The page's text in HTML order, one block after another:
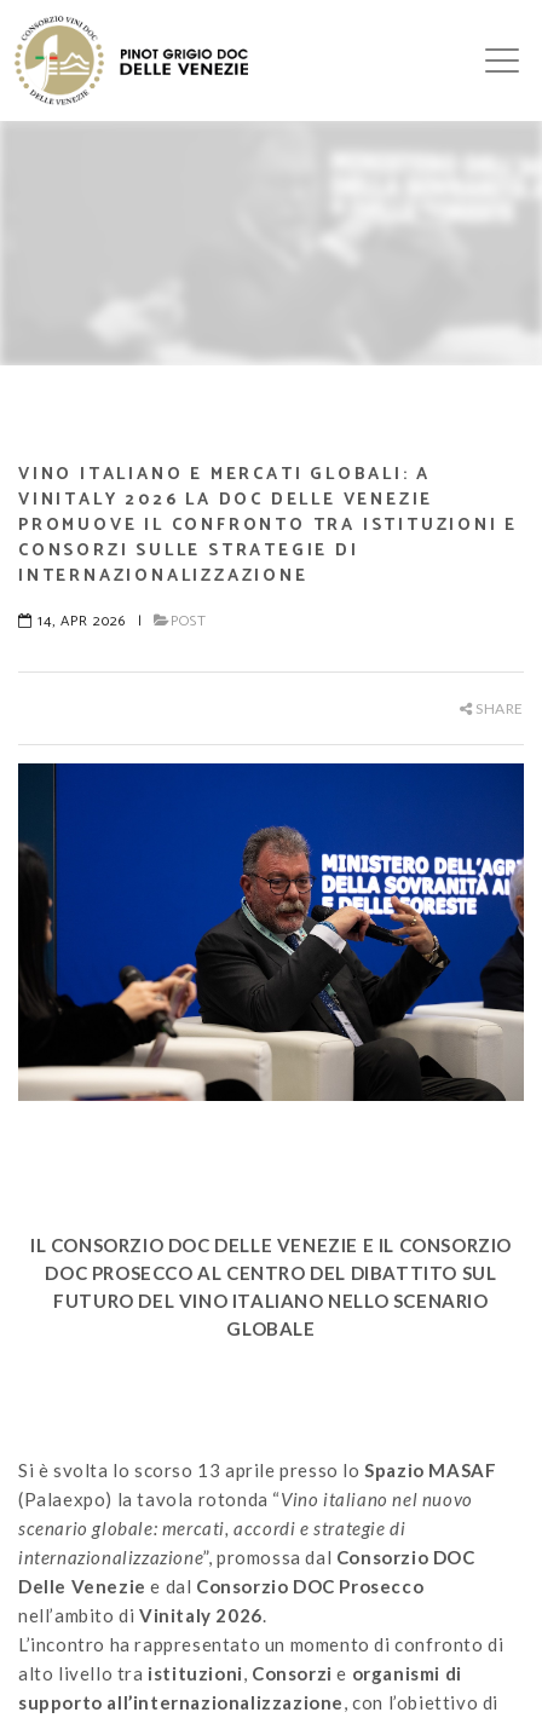
VINO ITALIANO E MERCATI GLOBALI: A
VINITALY 2026 LA DOC DELLE VENEZIE
PROMUOVE IL CONFRONTO TRA ISTITUZIONI E
CONSORZI SULLE STRATEGIE DI
INTERNAZIONALIZZAZIONE
14, APR 2026 | POST
SHARE
IL CONSORZIO DOC DELLE VENEZIE E IL CONSORZIO
DOC PROSECCO AL CENTRO DEL DIBATTITO SUL
FUTURO DEL VINO ITALIANO NELLO SCENARIO
GLOBALE
Si è svolta lo scorso 13 aprile presso loSpazio MASAF
(Palaexpo) la tavola rotonda “Vino italiano nel nuovo
scenario globale: mercati, accordi e strategie di
internazionalizzazione”, promossa dal Consorzio DOC
Delle Venezie e dal Consorzio DOC Prosecco
nell’ambito di Vinitaly 2026.
L’incontro ha rappresentato un momento di confronto di
alto livello tra istituzioni, Consorzi e organismi di
supporto all’internazionalizzazione, con l’obiettivo di